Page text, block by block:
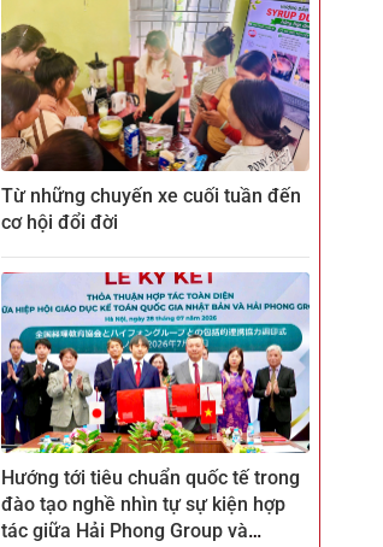
Từ những chuyến xe cuối tuần đến
cơ hội đổi đời
Hướng tới tiêu chuẩn quốc tế trong
đào tạo nghề nhìn tự sự kiện hợp
tác giữa Hải Phong Group và